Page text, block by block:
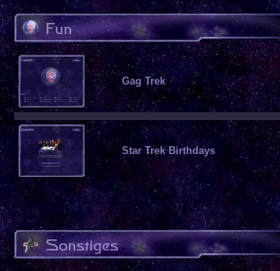
Gag Trek
Star Trek Birthdays